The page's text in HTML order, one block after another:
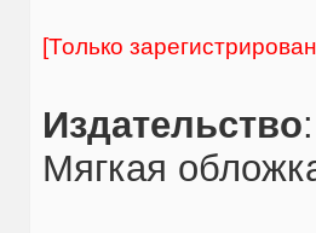
[Только
Издательство
Мягкая